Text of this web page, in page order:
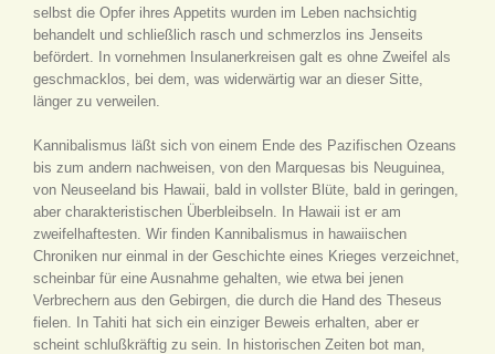
selbst die Opfer ihres Appetits wurden im Leben nachsichtig
behandelt und schließlich rasch und schmerzlos ins Jenseits
befördert. In vornehmen Insulanerkreisen galt es ohne Zweifel als
geschmacklos, bei dem, was widerwärtig war an dieser Sitte,
länger zu verweilen.
Kannibalismus läßt sich von einem Ende des Pazifischen Ozeans
bis zum andern nachweisen, von den Marquesas bis Neuguinea,
von Neuseeland bis Hawaii, bald in vollster Blüte, bald in geringen,
aber charakteristischen Überbleibseln. In Hawaii ist er am
zweifelhaftesten. Wir finden Kannibalismus in hawaiischen
Chroniken nur einmal in der Geschichte eines Krieges verzeichnet,
scheinbar für eine Ausnahme gehalten, wie etwa bei jenen
Verbrechern aus den Gebirgen, die durch die Hand des Theseus
fielen. In Tahiti hat sich ein einziger Beweis erhalten, aber er
scheint schlußkräftig zu sein. In historischen Zeiten bot man,